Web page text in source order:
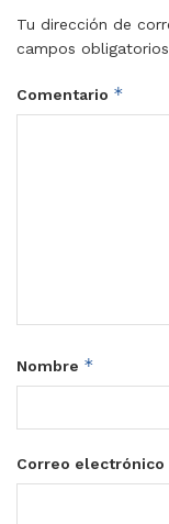
Tu dirección de
campos
Comentario *
Nombre *
Correo electrónico